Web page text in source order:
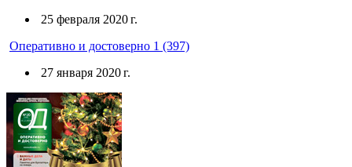
25 февраля 2020 г.
Оперативно и достоверно 1 (397)
27 января 2020 г.